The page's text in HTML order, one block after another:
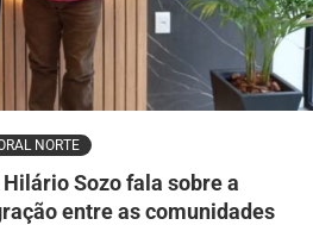
NORTE
Hilário Sozo fala sobre a
entre as comunidades